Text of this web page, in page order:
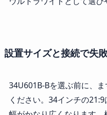
設置サイズと接続で失
34U601B-Bを選ぶ前に、
ください。34インチの